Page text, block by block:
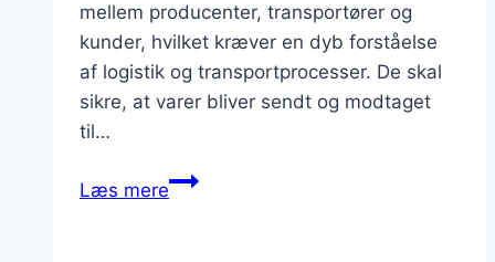
mellem producenter, transportører og
kunder, hvilket kræver en dyb forståelse
af logistik og transportprocesser. De skal
sikre, at varer bliver sendt og modtaget
til…
Læs mereArbejd